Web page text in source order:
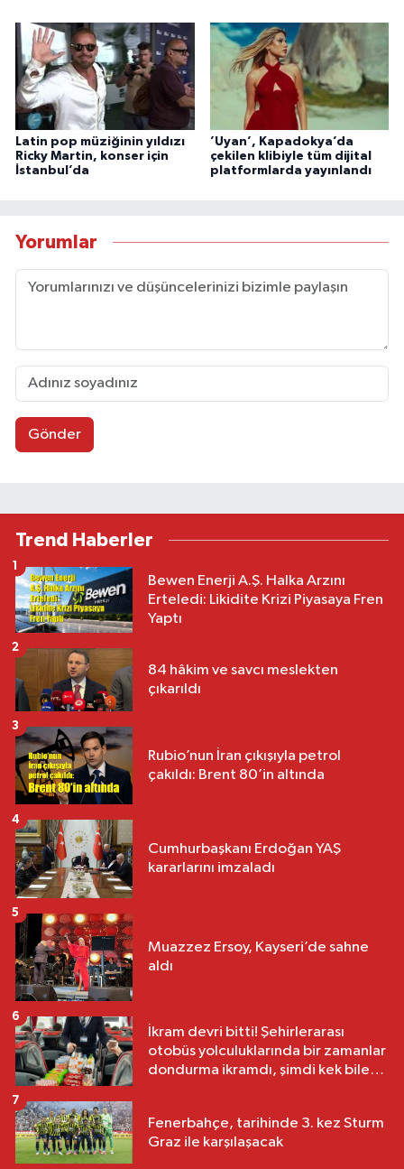
Latin pop müziğinin yıldızı
Ricky Martin, konser için
İstanbul’da
’Uyan’, Kapadokya’da
çekilen klibiyle tüm dijital
platformlarda yayınlandı
Yorumlar
Gönder
Trend Haberler
Bewen Enerji A.Ş. Halka Arzını
Erteledi: Likidite Krizi Piyasaya Fren
Yaptı
84 hâkim ve savcı meslekten
çıkarıldı
2
Rubio’nun İran çıkışıyla petrol
çakıldı: Brent 80’in altında
3
Cumhurbaşkanı Erdoğan YAŞ
kararlarını imzaladı
4
Muazzez Ersoy, Kayseri’de sahne
aldı
5
İkram devri bitti! Şehirlerarası
otobüs yolculuklarında bir zamanlar
dondurma ikramdı, şimdi kek bile
6
Fenerbahçe, tarihinde 3. kez Sturm
Graz ile karşılaşacak
7